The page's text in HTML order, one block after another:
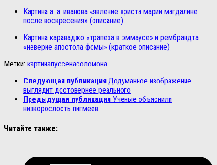
Картина а. а. иванова «явление христа марии магдалине
после воскресения» (описание)
Картина караваджо «трапеза в эммаусе» и рембрандта
«неверие апостола фомы» (краткое описание)
Метки: картинапуссенасоломона
Следующая публикация Додуманное изображение
выглядит достовернее реального
Предыдущая публикация Ученые объяснили
низкорослость пигмеев
Читайте также: